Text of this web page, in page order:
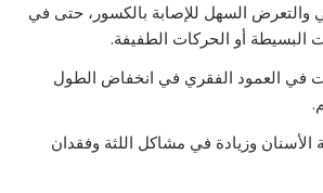
السهل للإصابة بالكسور، حتى في
البسيطة أو الحركات الطفيفة.
في العمود الفقري في انخفاض الطول
وزيادة في مشاكل اللثة وفقدان